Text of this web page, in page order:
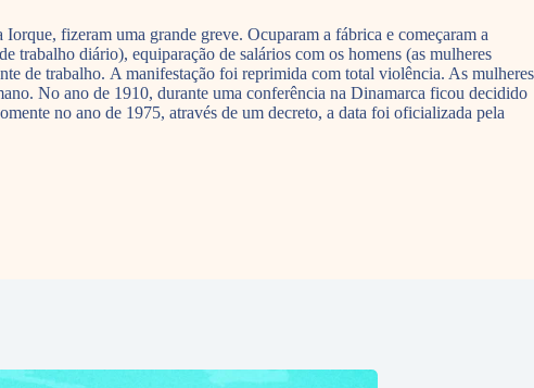
fizeram uma grande greve. Ocuparam a fábrica e começaram a
trabalho diário), equiparação de salários com os homens (as mulheres
de trabalho. A manifestação foi reprimida com total violência. As mulheres
No ano de 1910, durante uma conferência na Dinamarca ficou decidido
no ano de 1975, através de um decreto, a data foi oficializada pela